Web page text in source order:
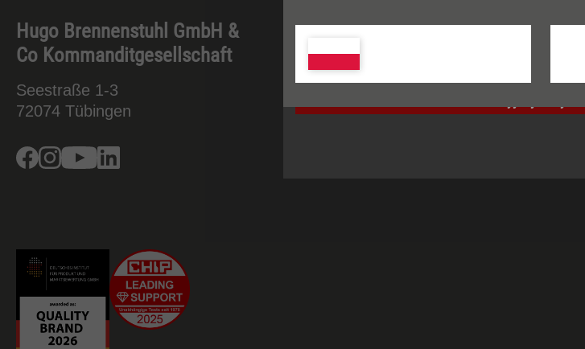
polityce prywatności.
Hugo Brennenstuhl GmbH &
Co Kommanditgesellschaft
Seestraße 1-3
72074 Tübingen
Facebook
Instagram
Youtube
Informacje
Kontakt dla użytkowników końcowych